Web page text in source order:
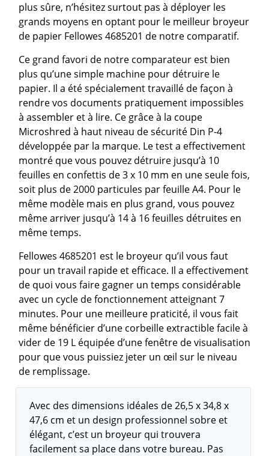
plus sûre, n’hésitez surtout pas à déployer les
grands moyens en optant pour le meilleur broyeur
de papier Fellowes 4685201 de notre comparatif.
Ce grand favori de notre comparateur est bien
plus qu’une simple machine pour détruire le
papier. Il a été spécialement travaillé de façon à
rendre vos documents pratiquement impossibles
à assembler et à lire. Ce grâce à la coupe
Microshred à haut niveau de sécurité Din P-4
développée par la marque. Le test a effectivement
montré que vous pouvez détruire jusqu’à 10
feuilles en confettis de 3 x 10 mm en une seule fois,
soit plus de 2000 particules par feuille A4. Pour le
même modèle mais en plus grand, vous pouvez
même arriver jusqu’à 14 à 16 feuilles détruites en
même temps.
Fellowes 4685201 est le broyeur qu’il vous faut
pour un travail rapide et efficace. Il a effectivement
de quoi vous faire gagner un temps considérable
avec un cycle de fonctionnement atteignant 7
minutes. Pour une meilleure praticité, il vous fait
même bénéficier d’une corbeille extractible facile à
vider de 19 L équipée d’une fenêtre de visualisation
pour que vous puissiez jeter un œil sur le niveau
de remplissage.
Avec des dimensions idéales de 26,5 x 34,8 x
47,6 cm et un design professionnel sobre et
élégant, c’est un broyeur qui trouvera
facilement sa place dans votre bureau. Pas